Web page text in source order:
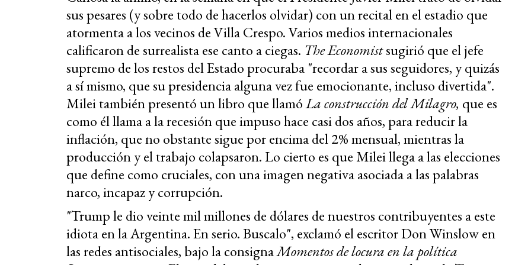
sus pesares (y sobre todo de hacerlos olvidar) con un recital en el estadio que
atormenta a los vecinos de Villa Crespo. Varios medios internacionales
calificaron de surrealista ese canto a ciegas. The Economistsugirió que el jefe
supremo de los restos del Estado procuraba "recordar a sus seguidores, y quizás
a sí mismo, que su presidencia alguna vez fue emocionante, incluso divertida".
Milei también presentó un libro que llamóLa construcción del Milagro, que es
como él llama a la recesión que impuso hace casi dos años, para reducir la
inflación, que no obstante sigue por encima del 2% mensual, mientras la
producción y el trabajo colapsaron. Lo cierto es que Milei llega a las elecciones
que define como cruciales, con una imagen negativa asociada a las palabras
narco, incapaz y corrupción.
"Trump le dio veinte mil millones de dólares de nuestros contribuyentes a este
idiota en la Argentina. En serio. Buscalo", exclamó el escritor Don Winslow en
las redes antisociales, bajo la consignaMomentos de locura en la política